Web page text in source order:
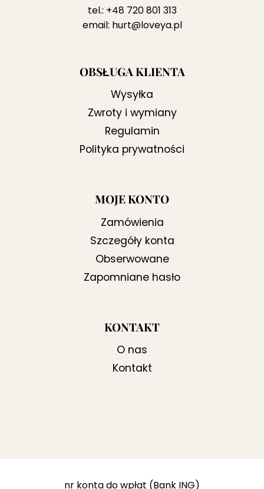
tel.: +48 720 801 313
email: hurt@loveya.pl
OBSŁUGA KLIENTA
Wysyłka
Zwroty i wymiany
Regulamin
Polityka prywatności
MOJE KONTO
Zamówienia
Szczegóły konta
Obserwowane
Zapomniane hasło
KONTAKT
O nas
Kontakt
nr konta do wpłat (Bank ING)